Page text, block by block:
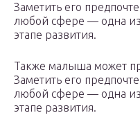
Заметить его
любой сфере — одна
этапе развития.
Также малыша может
Заметить его
любой сфере — одна
этапе развития.